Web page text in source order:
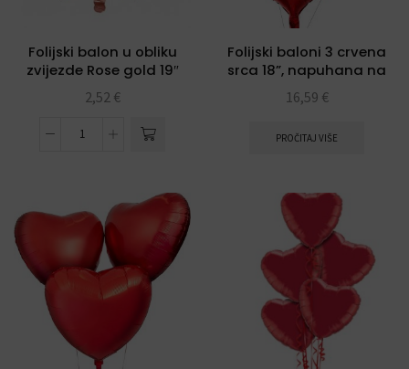
Folijski balon u obliku
zvijezde Rose gold 19″
2,52 €
Folijski baloni 3 crvena
srca 18”, napuhana na
helij
16,59 €
PROČITAJ VIŠE